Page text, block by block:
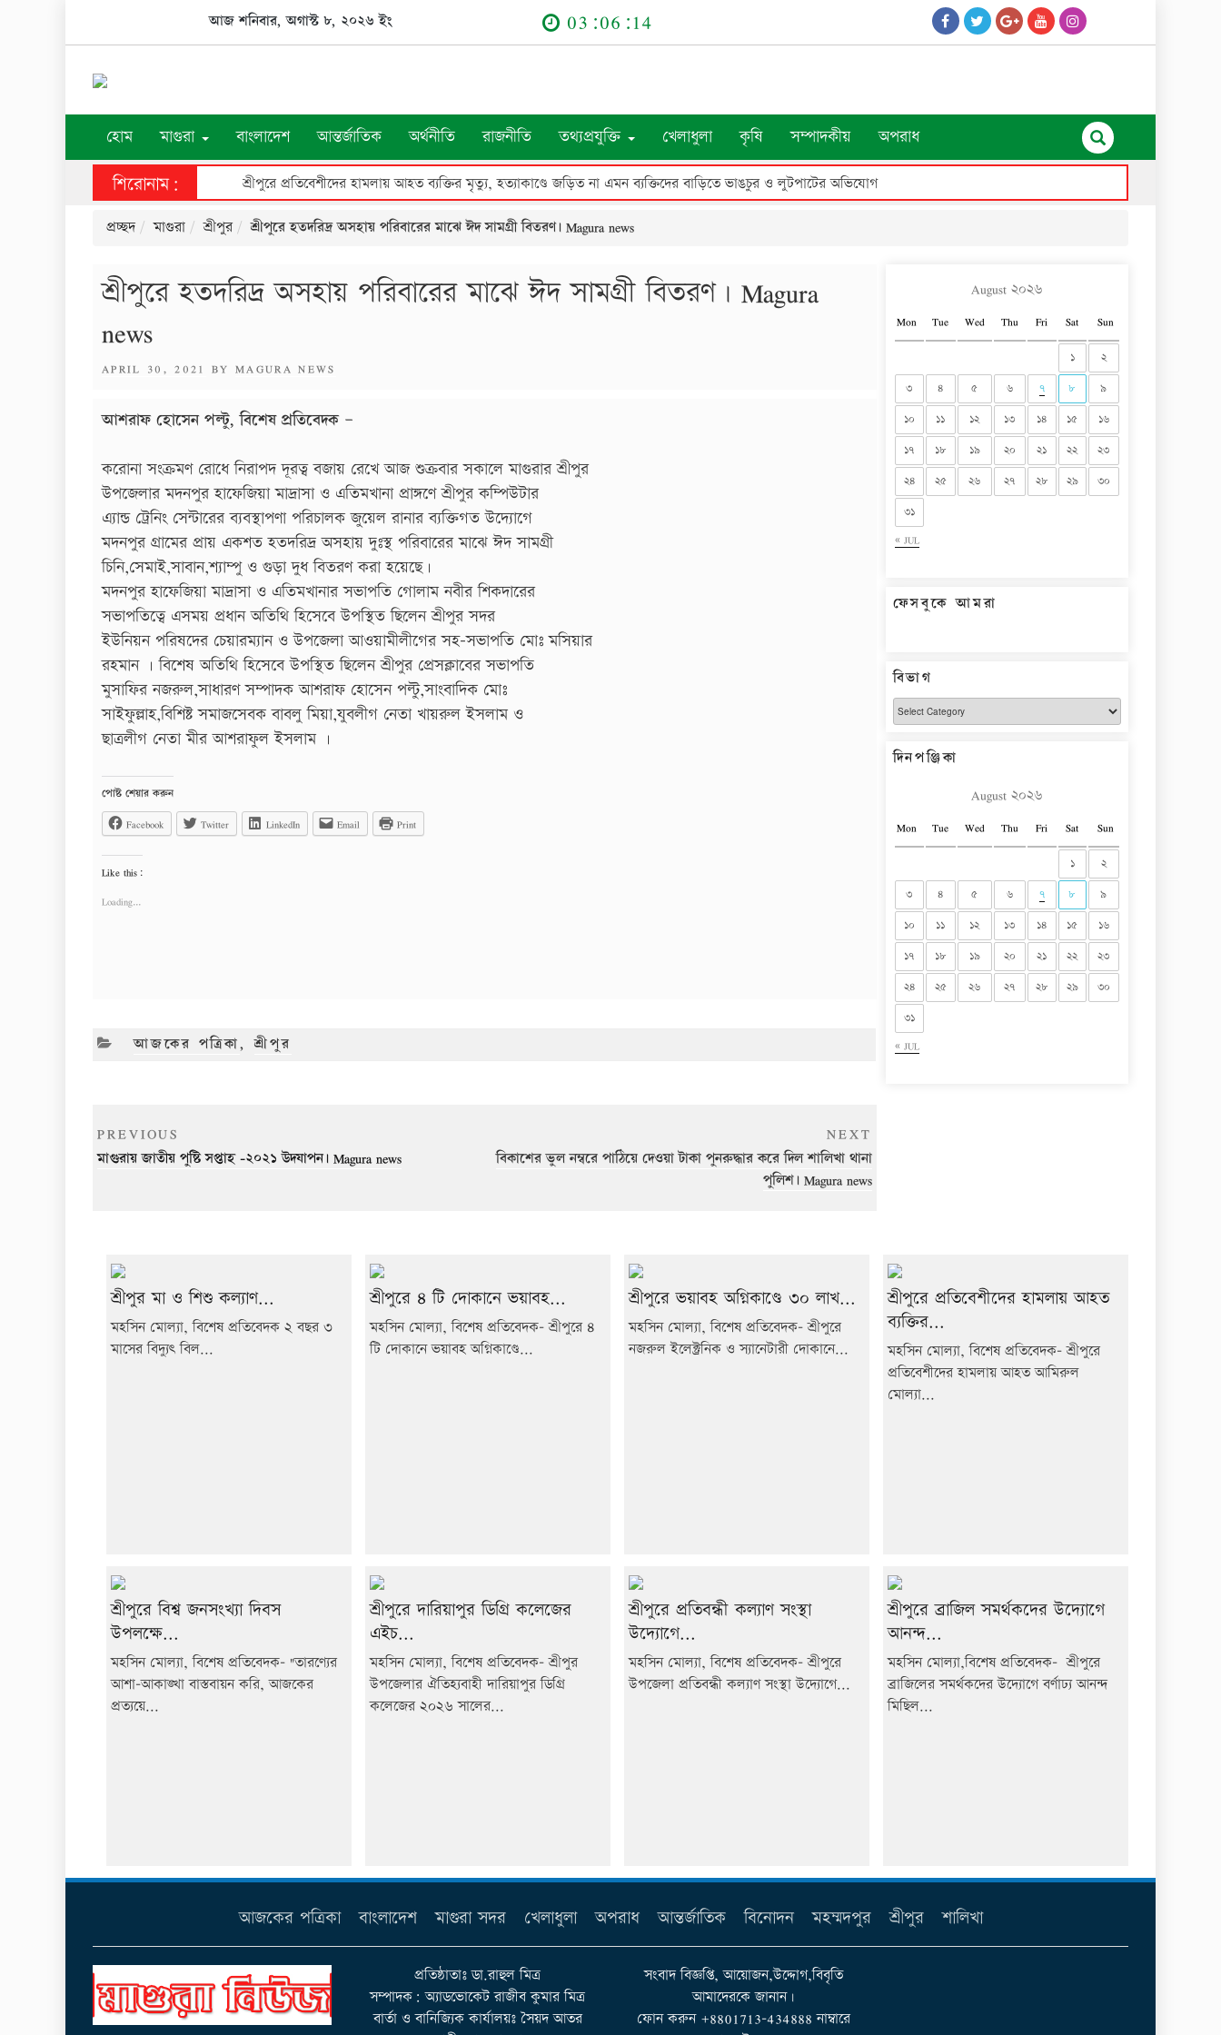
আজ শনিবার, অগাস্ট ৮, ২০২৬ ইং 03:06:15
হোম মাগুরা বাংলাদেশ আন্তর্জাতিক অর্থনীতি রাজনীতি তথ্যপ্রযুক্তি খেলাধুলা কৃষি সম্পাদকীয় অপরাধ
শিরোনাম: শ্রীপুরে প্রতিবেশীদের হামলায় আহত ব্যক্তির মৃত্যু, হত্যাকাণ্ডে জড়িত না এমন ব্যক্তিদের বাড়িতে ভাঙচুর ও লুটপাটের অভিযোগ
প্রচ্ছদ মাগুরা শ্রীপুর শ্রীপুরে হতদরিদ্র অসহায় পরিবারের মাঝে ঈদ সামগ্রী বিতরণ। Magura news
শ্রীপুরে হতদরিদ্র অসহায় পরিবারের মাঝে ঈদ সামগ্রী বিতরণ। Magura
news
POSTED
APRIL 30, 2021 BY MAGURA NEWS
আশরাফ হোসেন পল্টু, বিশেষ প্রতিবেদক –
করোনা সংক্রমণ রোধে নিরাপদ দূরত্ব বজায় রেখে আজ শুক্রবার সকালে মাগুরার শ্রীপুর
উপজেলার মদনপুর হাফেজিয়া মাদ্রাসা ও এতিমখানা প্রাঙ্গণে শ্রীপুর কম্পিউটার
এ্যান্ড ট্রেনিং সেন্টারের ব্যবস্থাপণা পরিচালক জুয়েল রানার ব্যক্তিগত উদ্যোগে
মদনপুর গ্রামের প্রায় একশত হতদরিদ্র অসহায় দুঃস্থ পরিবারের মাঝে ঈদ সামগ্রী
চিনি,সেমাই,সাবান,শ্যাম্পু ও গুড়া দুধ বিতরণ করা হয়েছে।
মদনপুর হাফেজিয়া মাদ্রাসা ও এতিমখানার সভাপতি গোলাম নবীর শিকদারের
সভাপতিত্বে এসময় প্রধান অতিথি হিসেবে উপস্থিত ছিলেন শ্রীপুর সদর
ইউনিয়ন পরিষদের চেয়ারম্যান ও উপজেলা আওয়ামীলীগের সহ-সভাপতি মোঃ মসিয়ার
রহমান । বিশেষ অতিথি হিসেবে উপস্থিত ছিলেন শ্রীপুর প্রেসক্লাবের সভাপতি
মুসাফির নজরুল,সাধারণ সম্পাদক আশরাফ হোসেন পল্টু,সাংবাদিক মোঃ
সাইফুল্লাহ,বিশিষ্ট সমাজসেবক বাবলু মিয়া,যুবলীগ নেতা খায়রুল ইসলাম ও
ছাত্রলীগ নেতা মীর আশরাফুল ইসলাম ।
পোষ্ট শেয়ার করুন
Facebook
Twitter LinkedIn Email Print
Like this:
Loading...
CATEGORIES
আজকের পত্রিকা,শ্রীপুর
Post
navigation
Previous
Post
PREVIOUS
মাগুরায় জাতীয় পুষ্টি সপ্তাহ -২০২১ উদযাপন। Magura news
Post
NEXT
বিকাশের ভুল নম্বরে পাঠিয়ে দেওয়া টাকা পুনরুদ্ধার করে দিল শালিখা থানা
পুলিশ। Magura news
August ২০২৬
Mon Tue Wed Thu Fri Sat Sun
« JUL
১
২
৩
৪ ৫ ৬ ৭ ৮
৯
১০
১১ ১২ ১৩ ১৪ ১৫
১৬
১৭
১৮ ১৯ ২০ ২১ ২২
২৩
২৪
২৫ ২৬ ২৭ ২৮ ২৯
৩০
৩১
ফেসবুকে আমরা
বিভাগ
বিভাগ
দিনপঞ্জিকা
August ২০২৬
Mon Tue Wed Thu Fri Sat Sun
« JUL
১
২
৩
৪ ৫ ৬ ৭ ৮
৯
১০
১১ ১২ ১৩ ১৪ ১৫
১৬
১৭
১৮ ১৯ ২০ ২১ ২২
২৩
২৪
২৫ ২৬ ২৭ ২৮ ২৯
৩০
৩১
শ্রীপুর মা ও শিশু কল্যাণ...
মহসিন মোল্যা, বিশেষ প্রতিবেদক ২ বছর ৩
মাসের বিদ্যুৎ বিল...
শ্রীপুরে ৪ টি দোকানে ভয়াবহ...
মহসিন মোল্যা, বিশেষ প্রতিবেদক- শ্রীপুরে ৪
টি দোকানে ভয়াবহ অগ্নিকাণ্ডে...
শ্রীপুরে ভয়াবহ অগ্নিকাণ্ডে ৩০ লাখ...
মহসিন মোল্যা, বিশেষ প্রতিবেদক- শ্রীপুরে
নজরুল ইলেক্ট্রনিক ও স্যানেটারী দোকানে...
শ্রীপুরে প্রতিবেশীদের হামলায় আহত
ব্যক্তির...
মহসিন মোল্যা, বিশেষ প্রতিবেদক- শ্রীপুরে
প্রতিবেশীদের হামলায় আহত আমিরুল
মোল্যা...
শ্রীপুরে বিশ্ব জনসংখ্যা দিবস
উপলক্ষে...
মহসিন মোল্যা, বিশেষ প্রতিবেদক- "তারণ্যের
আশা-আকাঙ্খা বাস্তবায়ন করি, আজকের
প্রত্যয়ে...
শ্রীপুরে দারিয়াপুর ডিগ্রি কলেজের
এইচ...
মহসিন মোল্যা, বিশেষ প্রতিবেদক- শ্রীপুর
উপজেলার ঐতিহ্যবাহী দারিয়াপুর ডিগ্রি
কলেজের ২০২৬ সালের...
শ্রীপুরে প্রতিবন্ধী কল্যাণ সংস্থা
উদ্যোগে...
মহসিন মোল্যা, বিশেষ প্রতিবেদক- শ্রীপুরে
উপজেলা প্রতিবন্ধী কল্যাণ সংস্থা উদ্যোগে...
শ্রীপুরে ব্রাজিল সমর্থকদের উদ্যোগে
আনন্দ...
মহসিন মোল্যা,বিশেষ প্রতিবেদক- শ্রীপুরে
ব্রাজিলের সমর্থকদের উদ্যোগে বর্ণাঢ্য আনন্দ
মিছিল...
আজকের পত্রিকা বাংলাদেশ মাগুরা সদর খেলাধুলা অপরাধ আন্তর্জাতিক বিনোদন মহম্মদপুর শ্রীপুর শালিখা
প্রতিষ্ঠাতাঃ ডা.রাহুল মিত্র
সম্পাদক: অ্যাডভোকেট রাজীব কুমার মিত্র
বার্তা ও বানিজ্যিক কার্যালয়ঃ সৈয়দ আতর
সংবাদ বিজ্ঞপ্তি, আয়োজন,উদ্দোগ,বিবৃতি
আমাদেরকে জানান।
ফোন করুন +8801713-434888 নাম্বারে